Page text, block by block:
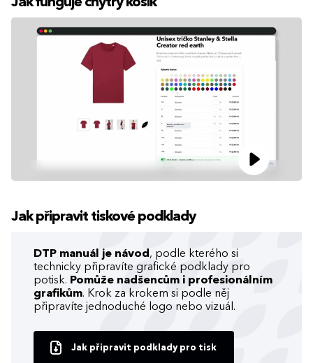
Jak funguje chytrý košík
Jak připravit tiskové podklady
DTP manuál je návod , podle kterého si
technicky připravíte grafické podklady pro
potisk. Pomůže nadšencům i profesionálním
grafikům. Krok za krokem si podle něj
připravíte jednoduché logo nebo vizuál.
Jak připravit podklady pro tisk